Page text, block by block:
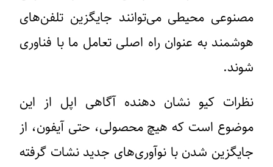
مصنوعی محیطی می‌توانند جایگزین تلفن‌های
هوشمند به عنوان راه اصلی تعامل ما با فناوری
شوند.
نظرات کیو نشان دهنده آگاهی اپل از این
موضوع است که هیچ محصولی، حتی آیفون، از
جایگزین شدن با نوآوری‌های جدید نشات گرفته